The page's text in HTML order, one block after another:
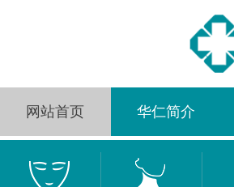
网站首页 华仁简介